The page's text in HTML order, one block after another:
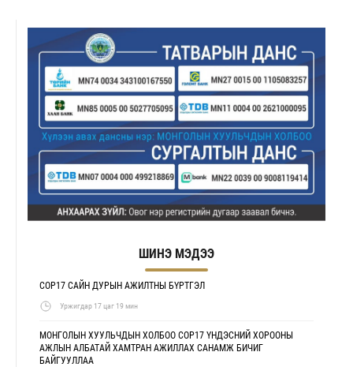
ШИНЭ МЭДЭЭ
COP17 САЙН ДУРЫН АЖИЛТНЫ БҮРТГЭЛ
Уржигдар 17 цаг 19 мин
МОНГОЛЫН ХУУЛЬЧДЫН ХОЛБОО COP17 ҮНДЭСНИЙ ХОРООНЫ
АЖЛЫН АЛБАТАЙ ХАМТРАН АЖИЛЛАХ САНАМЖ БИЧИГ
БАЙГУУЛЛАА